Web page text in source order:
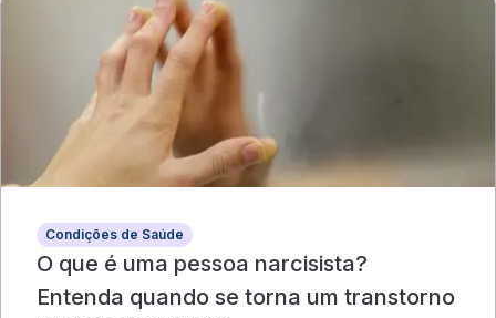
Condições de Saúde
O que é uma pessoa narcisista?
Entenda quando se torna um transtorno